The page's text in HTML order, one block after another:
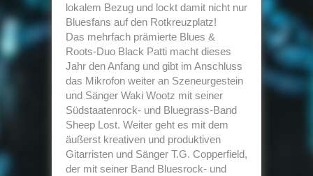
lokalem Bezug und lockt damit nicht nur
Bluesfans auf den Rotkreuzplatz!
Das mehrfach prämierte Blues &
Roots-Duo Black Patti macht dieses
Jahr den Anfang und gibt im Anschluss
das Mikrofon weiter an Szeneurgestein
und Sänger Waki Wootz mit seiner
Südstaatenrock- und Bluegrass-Band
Sheep Lost. Weiter geht es mit dem
äußerst kreativen und produktiven
Gitarristen und Sänger T.G. Copperfield,
der mit seiner Band Bluesrock- und